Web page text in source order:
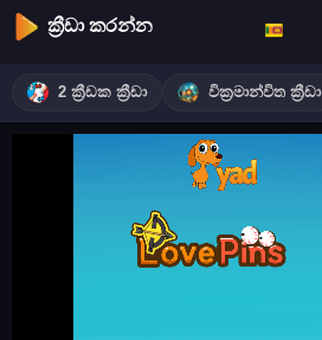
ක්‍රීඩා කරන්න
2 ක්‍රීඩක ක්‍රීඩා වික්‍රමාන්විත ක්‍රීඩා